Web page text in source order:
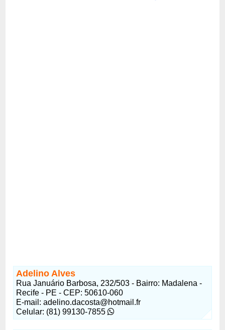
Adelino Alves
Rua Januário Barbosa, 232/503 - Bairro: Madalena -
Recife - PE - CEP: 50610-060
E-mail: adelino.dacosta@hotmail.fr
Celular: (81) 99130-7855